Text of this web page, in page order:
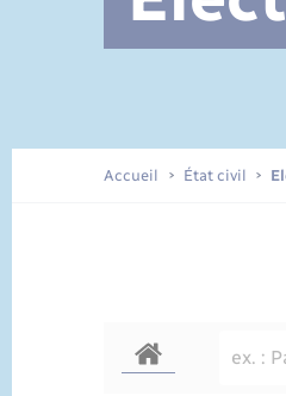
Documents
Accueil État civil